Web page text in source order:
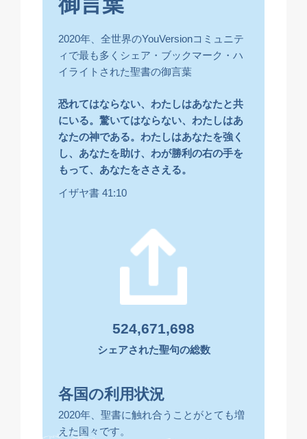
2020年、全世界のYouVersionコミュニテ
ィで最も多くシェア・ブックマーク・ハ
イライトされた聖書の御言葉
恐れてはならない、わたしはあなたと共
にいる。驚いてはならない、わたしはあ
なたの神である。わたしはあなたを強く
し、あなたを助け、わが勝利の右の手を
もって、あなたをささえる。
イザヤ書 41:10
524,671,698
シェアされた聖句の総数
各国の利用状況
2020年、聖書に触れ合うことがとても増
えた国々です。